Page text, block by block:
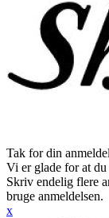
Tak for din
Vi er glade for at
Skriv endelig flere
bruge anmeldelsen.
x